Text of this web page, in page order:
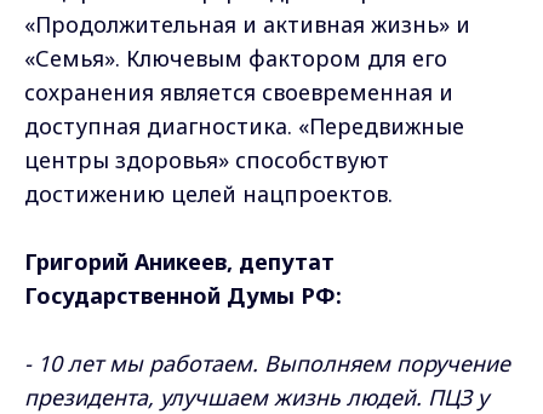
«Продолжительная и активная жизнь» и
«Семья». Ключевым фактором для его
сохранения является своевременная и
доступная диагностика. «Передвижные
центры здоровья» способствуют
достижению целей нацпроектов.
Григорий Аникеев, депутат
Государственной Думы РФ:
- 10 лет мы работаем. Выполняем поручение
президента, улучшаем жизнь людей. ПЦЗ у